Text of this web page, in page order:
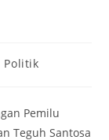
Politik
Pemilu
Teguh Santosa